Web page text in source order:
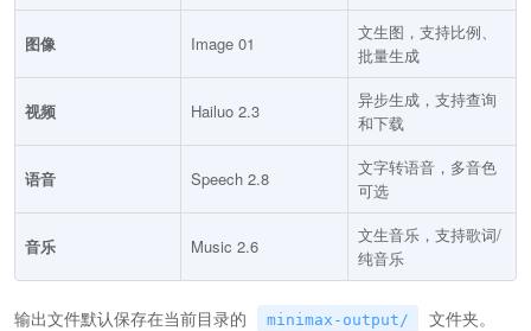
图像 Image 01
文生图，支持比例、
批量生成
视频 Hailuo 2.3
异步生成，支持查询
和下载
语音 Speech 2.8
文字转语音，多音色
可选
音乐 Music 2.6
文生音乐，支持歌词/
纯音乐
输出文件默认保存在当前目录的 minimax-output/ 文件夹。